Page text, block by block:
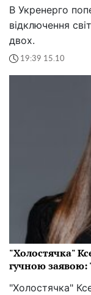
В Укренерго
відключення
двох.
19:39 15.10
"Холостячка"
гучною
"Холостячка"